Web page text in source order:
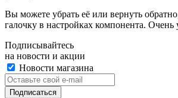
Вы можете убрать её или вернуть
галочку в настройках компонента. Очень
Подписывайтесь
на новости и акции
Новости магазина